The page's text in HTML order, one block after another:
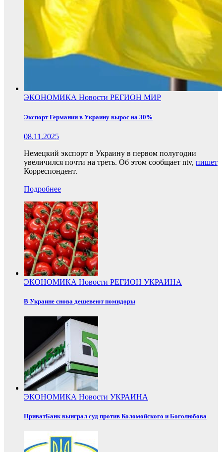
ЭКОНОМИКА Новости РЕГИОН МИР
Экспорт Германии в Украину вырос на 30%
08.11.2025
Немецкий экспорт в Украину в первом полугодии
увеличился почти на треть. Об этом сообщает ntv, пишет
Корреспондент.
Подробнее
ЭКОНОМИКА Новости РЕГИОН УКРАИНА
В Украине снова дешевеют помидоры
ЭКОНОМИКА Новости УКРАИНА
ПриватБанк выиграл суд против Коломойского и Боголюбова